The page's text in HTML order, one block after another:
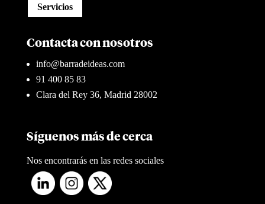
Servicios
Contacta con nosotros
info@barradeideas.com
91 400 85 83
Clara del Rey 36, Madrid 28002
Síguenos más de cerca
Nos encontrarás en las redes sociales